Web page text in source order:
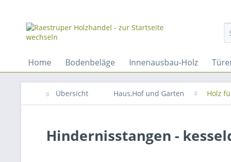
Home Bodenbeläge Innenausbau-Holz
Übersicht Haus,Hof und Garten Holz
Hindernisstangen -